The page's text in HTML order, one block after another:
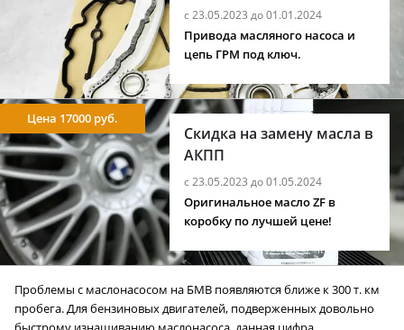
с 23.05.2023 до 01.01.2024
Привода масляного насоса и
цепь ГРМ под ключ.
Скидка на замену масла в
АКПП
с 23.05.2023 до 01.05.2024
Цена 17000 руб.
Оригинальное масло ZF в
коробку по лучшей цене!
Проблемы с маслонасосом на БМВ появляются ближе к 300 т. км
пробега. Для бензиновых двигателей, подверженных довольно